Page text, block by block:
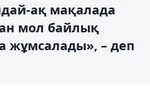
ақ мақалада
мол байлық
жұмсалады», – деп